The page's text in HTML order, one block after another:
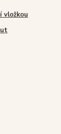
vložkou